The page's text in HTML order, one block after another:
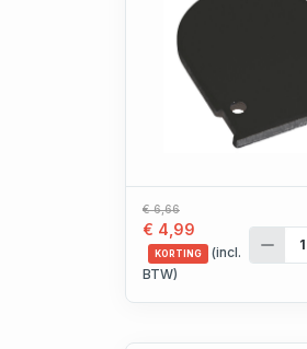
€ 6,66
€ 4,99
KORTING
(incl.
BTW)